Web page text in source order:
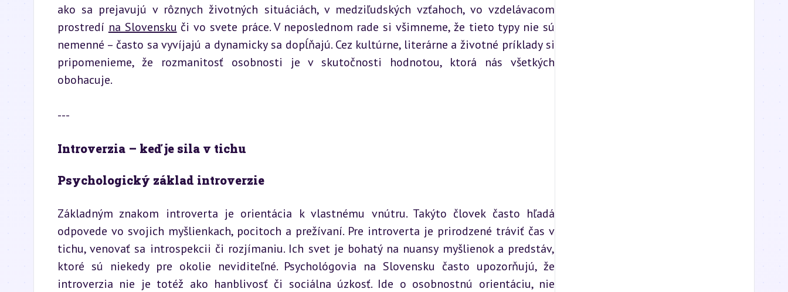
ako sa prejavujú v rôznych životných situáciách, v medziľudských vzťahoch, vo vzdelávacom
prostredí na Slovensku či vo svete práce. V neposlednom rade si všimneme, že tieto typy nie sú
nemenné – často sa vyvíjajú a dynamicky sa dopĺňajú. Cez kultúrne, literárne a životné príklady si
pripomenieme, že rozmanitosť osobnosti je v skutočnosti hodnotou, ktorá nás všetkých
obohacuje.
---
Introverzia – keď je sila v tichu
Psychologický základ introverzie
Základným znakom introverta je orientácia k vlastnému vnútru. Takýto človek často hľadá
odpovede vo svojich myšlienkach, pocitoch a prežívaní. Pre introverta je prirodzené tráviť čas v
tichu, venovať sa introspekcii či rozjímaniu. Ich svet je bohatý na nuansy myšlienok a predstáv,
ktoré sú niekedy pre okolie neviditeľné. Psychológovia na Slovensku často upozorňujú, že
introverzia nie je totéž ako hanblivosť či sociálna úzkosť. Ide o osobnostnú orientáciu, nie